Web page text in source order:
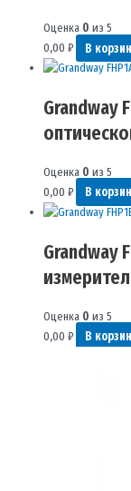
Оценка 0 из 5
0,00 ₽ В
Grandway
Оценка 0 из 5
0,00 ₽ В
Grandway
Оценка 0 из 5
0,00 ₽ В